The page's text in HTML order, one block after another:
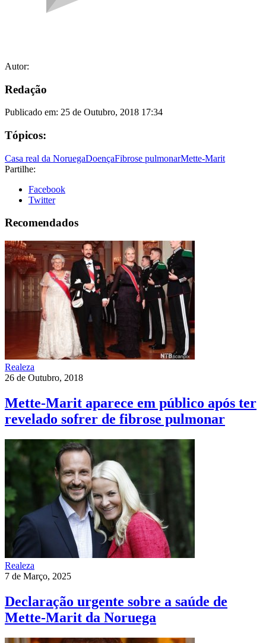
Autor:
Redação
Publicado em: 25 de Outubro, 2018 17:34
Tópicos:
Casa real da NoruegaDoençaFibrose pulmonarMette-Marit
Partilhe:
Facebook
Twitter
Recomendados
Realeza
26 de Outubro, 2018
Mette-Marit aparece em público após ter
revelado sofrer de fibrose pulmonar
Realeza
7 de Março, 2025
Declaração urgente sobre a saúde de
Mette-Marit da Noruega